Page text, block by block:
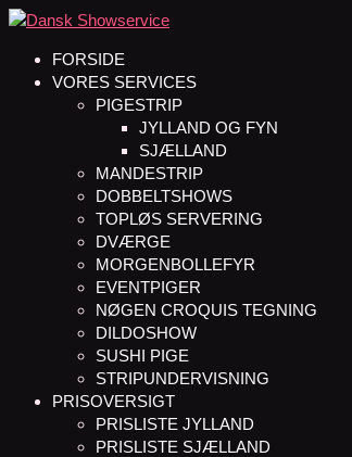
FORSIDE
VORES SERVICES
PIGESTRIP
JYLLAND OG FYN
SJÆLLAND
MANDESTRIP
DOBBELTSHOWS
TOPLØS SERVERING
DVÆRGE
MORGENBOLLEFYR
EVENTPIGER
NØGEN CROQUIS TEGNING
DILDOSHOW
SUSHI PIGE
STRIPUNDERVISNING
PRISOVERSIGT
PRISLISTE JYLLAND
PRISLISTE SJÆLLAND